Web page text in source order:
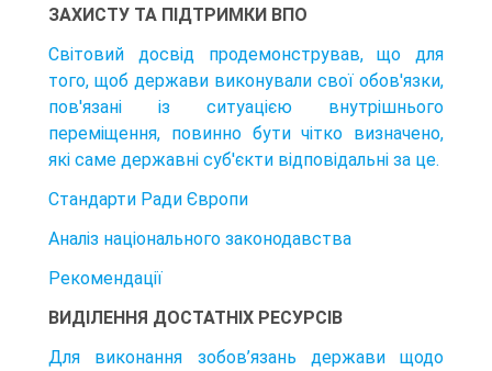
ЗАХИСТУ ТА ПІДТРИМКИ ВПО
Світовий досвід продемонстрував, що для
того, щоб держави виконували свої обов'язки,
пов'язані із ситуацією внутрішнього
переміщення, повинно бути чітко визначено,
які саме державні суб'єкти відповідальні за це.
Стандарти Ради Європи
Аналіз національного законодавства
Рекомендації
ВИДІЛЕННЯ ДОСТАТНІХ РЕСУРСІВ
Для виконання зобов’язань держави щодо